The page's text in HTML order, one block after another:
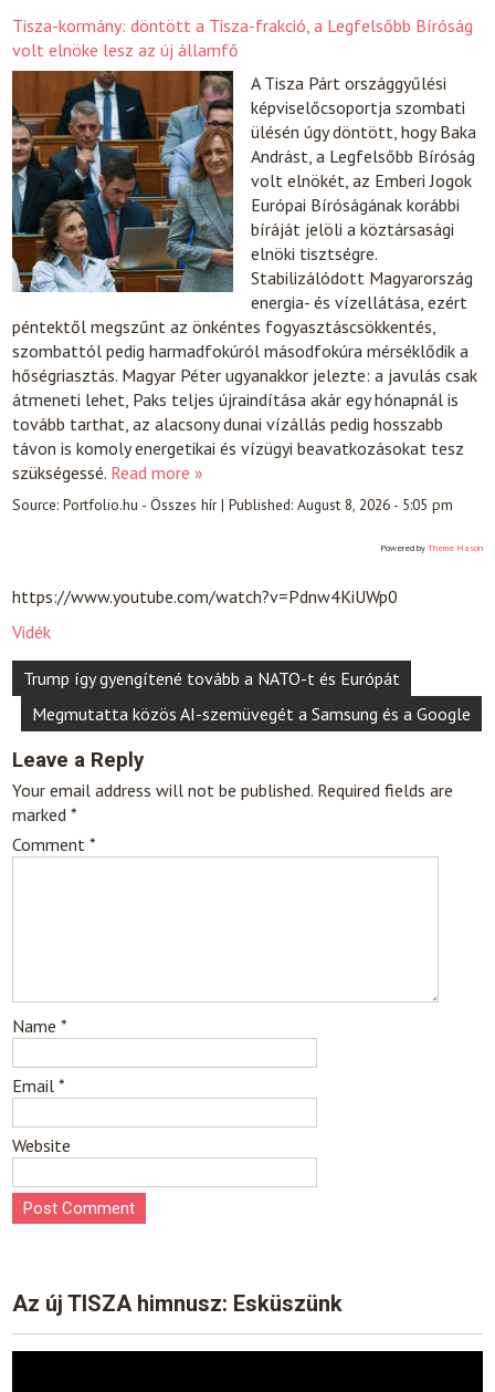
Tisza-kormány: döntött a Tisza-frakció, a Legfelsőbb Bíróság
volt elnöke lesz az új államfő
A Tisza Párt országgyűlési
képviselőcsoportja szombati
ülésén úgy döntött, hogy Baka
Andrást, a Legfelsőbb Bíróság
volt elnökét, az Emberi Jogok
Európai Bíróságának korábbi
bíráját jelöli a köztársasági
elnöki tisztségre.
Stabilizálódott Magyarország
energia- és vízellátása, ezért
péntektől megszűnt az önkéntes fogyasztáscsökkentés,
szombattól pedig harmadfokúról másodfokúra mérséklődik a
hőségriasztás. Magyar Péter ugyanakkor jelezte: a javulás csak
átmeneti lehet, Paks teljes újraindítása akár egy hónapnál is
tovább tarthat, az alacsony dunai vízállás pedig hosszabb
távon is komoly energetikai és vízügyi beavatkozásokat tesz
szükségessé. Read more »
Source:Portfolio.hu - Összes hír|Published:August 8, 2026 - 5:05 pm
Powered by Theme Mason
https://www.youtube.com/watch?v=Pdnw4KiUWp0
Vidék
Post
navigation
Trump így gyengítené tovább a NATO-t és Európát
Megmutatta közös AI-szemüvegét a Samsung és a Google
Leave a Reply
Your email address will not be published. Required fields are
marked*
Comment*
Name*
Email*
Website
Az új TISZA himnusz: Esküszünk